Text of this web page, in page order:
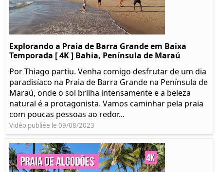
Explorando a Praia de Barra Grande em Baixa
Temporada [ 4K ] Bahia, Península de Maraú
Por Thiago partiu. Venha comigo desfrutar de um dia
paradisíaco na Praia de Barra Grande na Península de
Maraú, onde o sol brilha intensamente e a beleza
natural é a protagonista. Vamos caminhar pela praia
com poucas pessoas ao redor...
Vidéo publiée le 09/08/2023